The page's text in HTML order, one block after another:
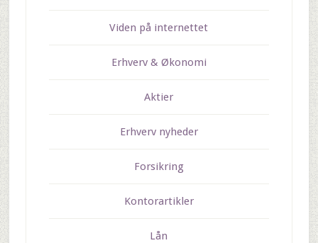
Viden på internettet
Erhverv & Økonomi
Aktier
Erhverv nyheder
Forsikring
Kontorartikler
Lån